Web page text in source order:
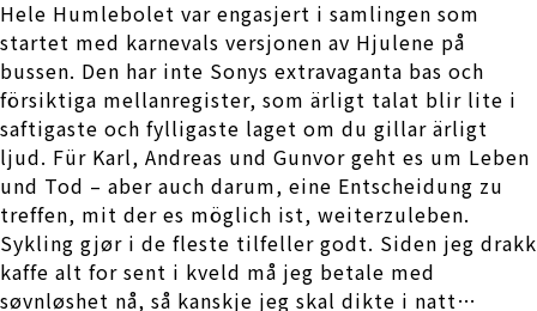
Hele Humlebolet var engasjert i samlingen som
startet med karnevals versjonen av Hjulene på
bussen. Den har inte Sonys extravaganta bas och
försiktiga mellanregister, som ärligt talat blir lite i
saftigaste och fylligaste laget om du gillar ärligt
ljud. Für Karl, Andreas und Gunvor geht es um Leben
und Tod – aber auch darum, eine Entscheidung zu
treffen, mit der es möglich ist, weiterzuleben.
Sykling gjør i de fleste tilfeller godt. Siden jeg drakk
kaffe alt for sent i kveld må jeg betale med
søvnløshet nå, så kanskje jeg skal dikte i natt…